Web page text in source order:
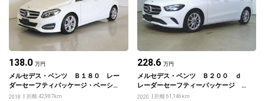
138.0 万円
メルセデス・ベンツ Ｂ１８０ レー
ダーセーフティパッケージ・ベーシッ
クパッケージ・プレミアムパッケージ
2018 距離 42,987km
228.6 万円
メルセデス・ベンツ Ｂ２００ ｄ
レーダーセーフティーパッケージ ナ
ビゲーションパッケージ
2020 距離 61,146km